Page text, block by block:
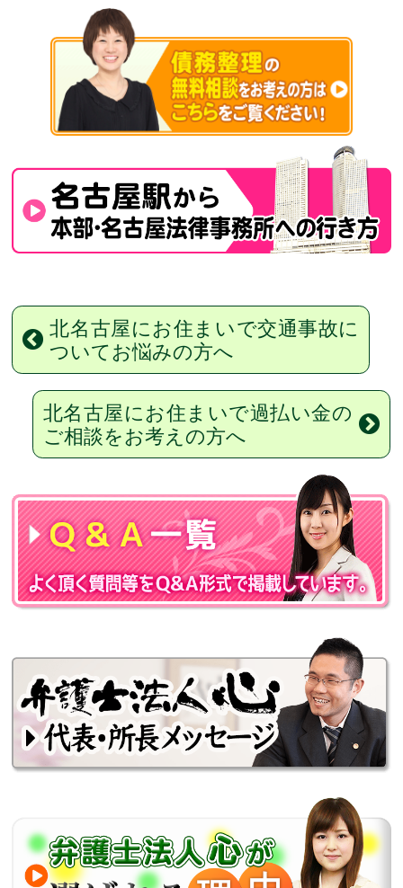
北名古屋にお住まいで交通事故に
ついてお悩みの方へ
北名古屋にお住まいで過払い金の
ご相談をお考えの方へ